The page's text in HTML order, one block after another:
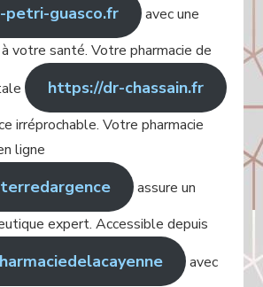
petri-guasco.fr
avec une
votre santé. Votre pharmacie de
https://dr-chassain.fr
irréprochable. Votre pharmacie
ligne
assure un
expert. Accessible depuis
avec